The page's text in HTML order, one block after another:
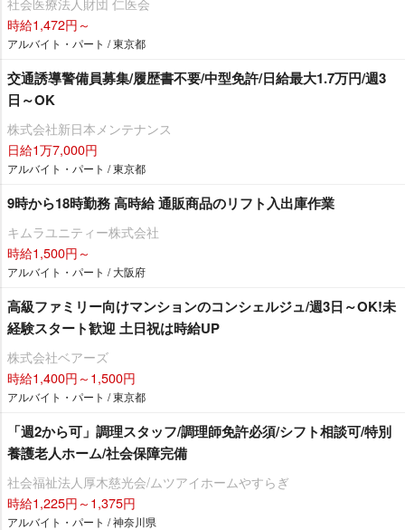
時給1,472円～
アルバイト・パート / 東京都
交通誘導警備員募集/履歴書不要/中型免許/日給最大1.7万円/週3
日～OK
株式会社新日本メンテナンス
日給1万7,000円
アルバイト・パート / 東京都
9時から18時勤務 高時給 通販商品のリフト入出庫作業
キムラユニティー株式会社
時給1,500円～
アルバイト・パート / 大阪府
高級ファミリー向けマンションのコンシェルジュ/週3日～OK!未
経験スタート歓迎 土日祝は時給UP
株式会社ベアーズ
時給1,400円～1,500円
アルバイト・パート / 東京都
「週2から可」調理スタッフ/調理師免許必須/シフト相談可/特別
養護老人ホーム/社会保障完備
社会福祉法人厚木慈光会/ムツアイホームやすらぎ
時給1,225円～1,375円
アルバイト・パート / 神奈川県